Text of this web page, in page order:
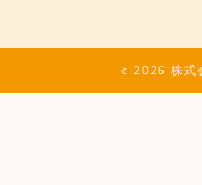
c 2026 株式